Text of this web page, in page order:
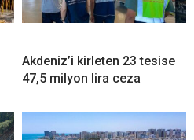
Akdeniz’i kirleten 23 tesise
47,5 milyon lira ceza